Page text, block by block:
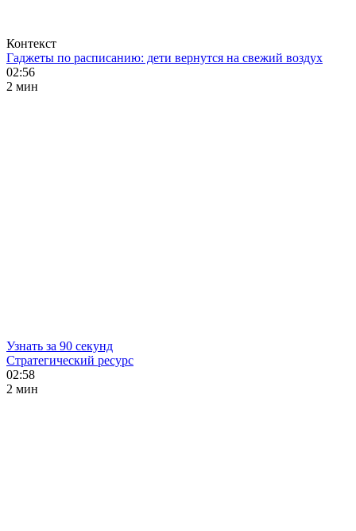
Контекст
Гаджеты по расписанию: дети вернутся на свежий воздух
02:56
2 мин
Узнать за 90 секунд
Стратегический ресурс
02:58
2 мин